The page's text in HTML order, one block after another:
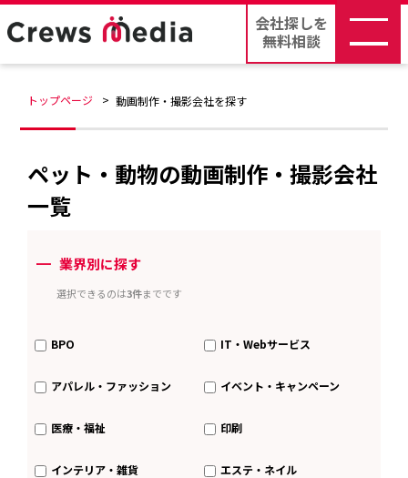
会社探しを
無料相談
トップページ 動画制作・撮影会社を探す
ペット・動物の動画制作・撮影会社
一覧
ー 業界別に探す
選択できるのは3件までです
BPO IT・Webサービス
アパレル・ファッション イベント・キャンペーン
医療・福祉 印刷
インテリア・雑貨 エステ・ネイル